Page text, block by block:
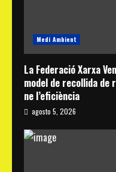
Medi Ambient
La Federació Xarxa
model de recollida
ne l’eficiència
agosto 5, 2026